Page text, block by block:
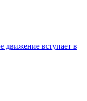
движение вступает в